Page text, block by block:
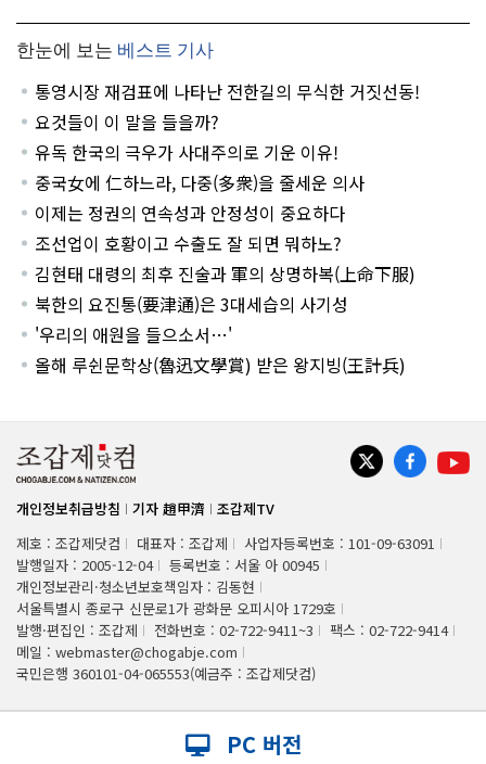
한눈에 보는 베스트 기사
통영시장 재검표에 나타난 전한길의 무식한 거짓선동!
요것들이 이 말을 들을까?
유독 한국의 극우가 사대주의로 기운 이유!
중국女에 仁하느라, 다중(多衆)을 줄세운 의사
이제는 정권의 연속성과 안정성이 중요하다
조선업이 호황이고 수출도 잘 되면 뭐하노?
김현태 대령의 최후 진술과 軍의 상명하복(上命下服)
북한의 요진통(要津通)은 3대세습의 사기성
'우리의 애원을 들으소서…'
올해 루쉰문학상(魯迅文學賞) 받은 왕지빙(王計兵)
개인정보취급방침 기자 趙甲濟
조갑제TV
제호 : 조갑제닷컴
대표자 : 조갑제
사업자등록번호 : 101-09-63091
발행일자 : 2005-12-04
등록번호 : 서울 아 00945
개인정보관리·청소년보호책임자 : 김동현
서울특별시 종로구 신문로1가 광화문 오피시아 1729호
발행·편집인 : 조갑제
전화번호 : 02-722-9411~3
팩스 : 02-722-9414
메일 : webmaster@chogabje.com
국민은행 360101-04-065553(예금주 : 조갑제닷컴)
PC 버전